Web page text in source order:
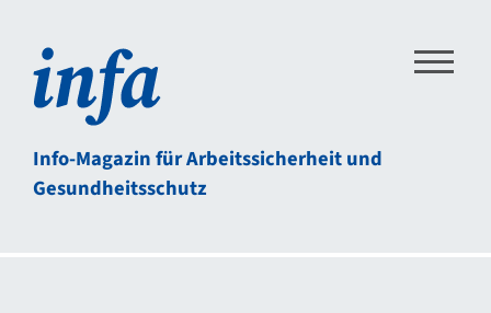
Info-Magazin für Arbeitssicherheit und
Gesundheitsschutz